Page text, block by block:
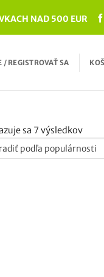
NAD 500 EUR
/ REGISTROVAŤ SA
sa 7 výsledkov
podľa